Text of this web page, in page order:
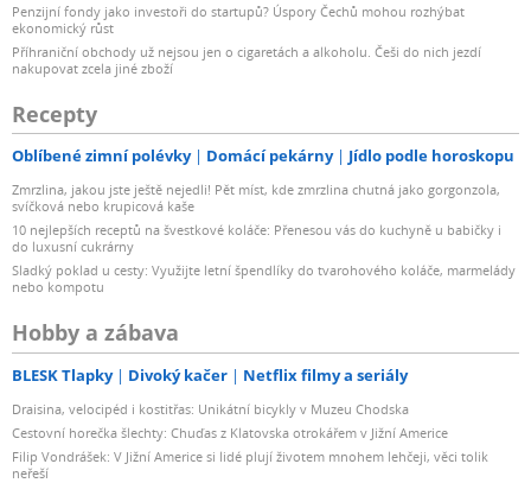
Penzijní fondy jako investoři do startupů? Úspory Čechů mohou rozhýbat
ekonomický růst
Příhraniční obchody už nejsou jen o cigaretách a alkoholu. Češi do nich jezdí
nakupovat zcela jiné zboží
Recepty
Oblíbené zimní polévky Domácí pekárny Jídlo podle horoskopu
Zmrzlina, jakou jste ještě nejedli! Pět míst, kde zmrzlina chutná jako gorgonzola,
svíčková nebo krupicová kaše
10 nejlepších receptů na švestkové koláče: Přenesou vás do kuchyně u babičky i
do luxusní cukrárny
Sladký poklad u cesty: Využijte letní špendlíky do tvarohového koláče, marmelády
nebo kompotu
Hobby a zábava
BLESK Tlapky Divoký kačer Netflix filmy a seriály
Draisina, velocipéd i kostitřas: Unikátní bicykly v Muzeu Chodska
Cestovní horečka šlechty: Chuďas z Klatovska otrokářem v Jižní Americe
Filip Vondrášek: V Jižní Americe si lidé plují životem mnohem lehčeji, věci tolik
neřeší